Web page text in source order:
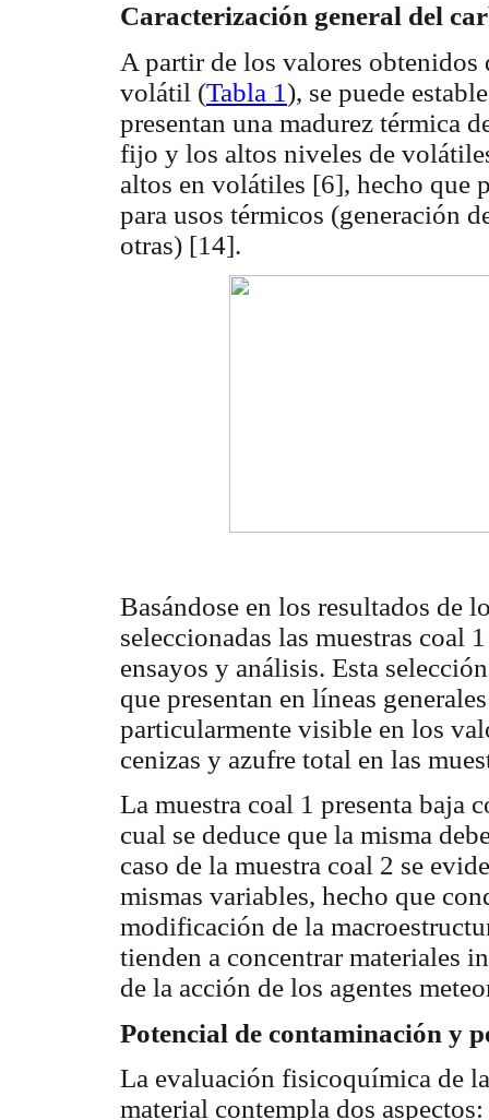
Caracterización general del
A partir de los valores obtenidos
volátil (Tabla 1), se puede
presentan una madurez térmica
fijo y los altos niveles de
altos en volátiles [6], hecho que
para usos térmicos (generación
otras) [14].
Basándose en los resultados de
seleccionadas las muestras coal
ensayos y análisis. Esta
que presentan en líneas
particularmente visible en los
cenizas y azufre total en las
La muestra coal 1 presenta baja
cual se deduce que la misma
caso de la muestra coal 2 se
mismas variables, hecho que
modificación de la
tienden a concentrar materiales
de la acción de los agentes
Potencial de contaminación y
La evaluación fisicoquímica de
material contempla dos